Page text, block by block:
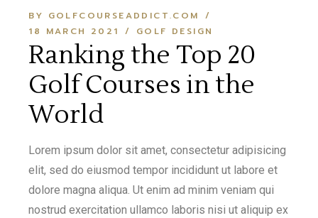
BY GOLFCOURSEADDICT.COM
18 MARCH 2021
GOLF DESIGN
Ranking the Top 20
Golf Courses in the
World
Lorem ipsum dolor sit amet, consectetur adipisicing
elit, sed do eiusmod tempor incididunt ut labore et
dolore magna aliqua. Ut enim ad minim veniam qui
nostrud exercitation ullamco laboris nisi ut aliquip ex